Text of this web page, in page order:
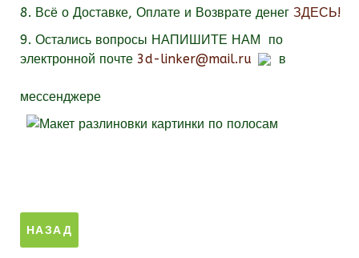
8. Всё о Доставке, Оплате и Возврате денег ЗДЕСЬ!
9. Остались вопросы НАПИШИТЕ НАМ
по
электронной почте 3d-linker@mail.ru в
мессенджере